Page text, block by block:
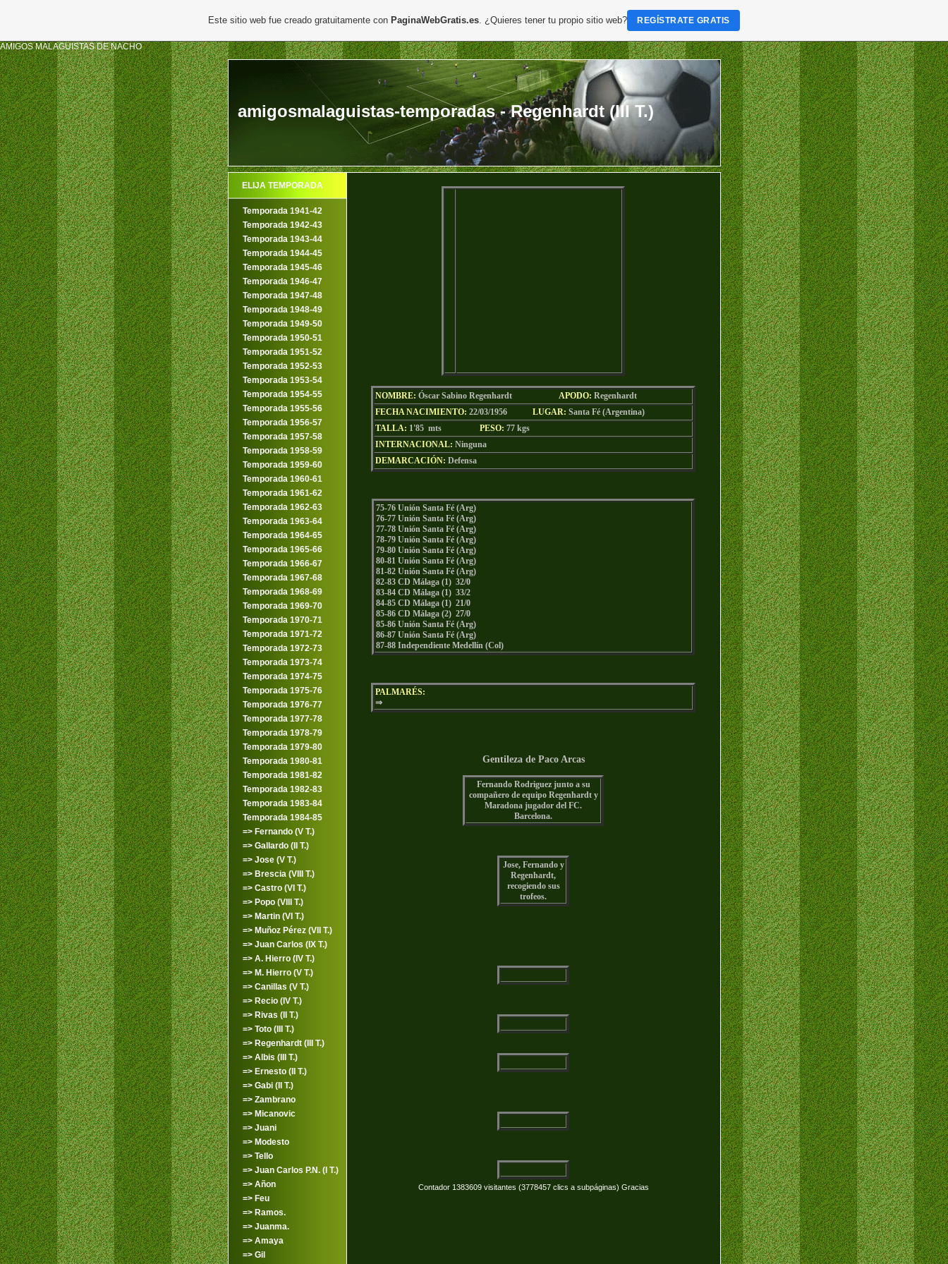
AMIGOS MALAGUISTAS DE NACHO
amigosmalaguistas-temporadas - Regenhardt (III T.)
ELIJA TEMPORADA
Temporada 1941-42
Temporada 1942-43
Temporada 1943-44
Temporada 1944-45
Temporada 1945-46
Temporada 1946-47
Temporada 1947-48
Temporada 1948-49
Temporada 1949-50
Temporada 1950-51
Temporada 1951-52
Temporada 1952-53
Temporada 1953-54
Temporada 1954-55
Temporada 1955-56
Temporada 1956-57
Temporada 1957-58
Temporada 1958-59
Temporada 1959-60
Temporada 1960-61
Temporada 1961-62
Temporada 1962-63
Temporada 1963-64
Temporada 1964-65
Temporada 1965-66
Temporada 1966-67
Temporada 1967-68
Temporada 1968-69
Temporada 1969-70
Temporada 1970-71
Temporada 1971-72
Temporada 1972-73
Temporada 1973-74
Temporada 1974-75
Temporada 1975-76
Temporada 1976-77
Temporada 1977-78
Temporada 1978-79
Temporada 1979-80
Temporada 1980-81
Temporada 1981-82
Temporada 1982-83
Temporada 1983-84
Temporada 1984-85
=> Fernando (V T.)
=> Gallardo (II T.)
=> Jose (V T.)
=> Brescia (VIII T.)
=> Castro (VI T.)
=> Popo (VIII T.)
=> Martin (VI T.)
=> Muñoz Pérez (VII T.)
=> Juan Carlos (IX T.)
=> A. Hierro (IV T.)
=> M. Hierro (V T.)
=> Canillas (V T.)
=> Recio (IV T.)
=> Rivas (II T.)
=> Toto (III T.)
=> Regenhardt (III T.)
=> Albis (III T.)
=> Ernesto (II T.)
=> Gabi (II T.)
=> Zambrano
=> Micanovic
=> Juani
=> Modesto
=> Tello
=> Juan Carlos P.N. (I T.)
=> Añon
=> Feu
=> Ramos.
=> Juanma.
=> Amaya
=> Gil
NOMBRE: Óscar Sabino Regenhardt APODO: Regenhardt
FECHA NACIMIENTO: 22/03/1956 LUGAR: Santa Fé (Argentina)
TALLA: 1'85 mts PESO: 77 kgs
INTERNACIONAL: Ninguna
DEMARCACIÓN: Defensa
75-76 Unión Santa Fé (Arg)
76-77 Unión Santa Fé (Arg)
77-78 Unión Santa Fé (Arg)
78-79 Unión Santa Fé (Arg)
79-80 Unión Santa Fé (Arg)
80-81 Unión Santa Fé (Arg)
81-82 Unión Santa Fé (Arg)
82-83 CD Málaga (1) 32/0
83-84 CD Málaga (1) 33/2
84-85 CD Málaga (1) 21/0
85-86 CD Málaga (2) 27/0
85-86 Unión Santa Fé (Arg)
86-87 Unión Santa Fé (Arg)
87-88 Independiente Medellín (Col)
PALMARÉS:
⇒
Gentileza de Paco Arcas
Fernando Rodriguez junto a su
compañero de equipo Regenhardt y
Maradona jugador del FC.
Barcelona.
Jose, Fernando y
Regenhardt,
recogiendo sus
trofeos.
Contador 1383609 visitantes (3778457 clics a subpáginas) Gracias
Este sitio web fue creado gratuitamente con PaginaWebGratis.es. ¿Quieres tener tu propio sitio web? REGÍSTRATE GRATIS